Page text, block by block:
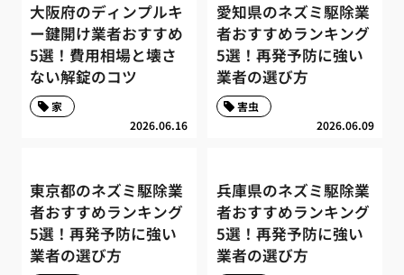
大阪府のディンプルキ
ー鍵開け業者おすすめ
5選！費用相場と壊さ
ない解錠のコツ
2026.06.16
家
愛知県のネズミ駆除業
者おすすめランキング
5選！再発予防に強い
業者の選び方
2026.06.09
害虫
東京都のネズミ駆除業
者おすすめランキング
5選！再発予防に強い
業者の選び方
兵庫県のネズミ駆除業
者おすすめランキング
5選！再発予防に強い
業者の選び方